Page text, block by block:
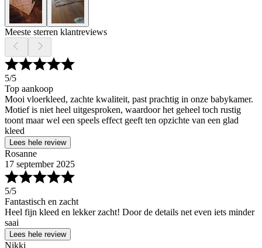
Meeste sterren klantreviews
5/5
Top aankoop
Mooi vloerkleed, zachte kwaliteit, past prachtig in onze babykamer.
Motief is niet heel uitgesproken, waardoor het geheel toch rustig
toont maar wel een speels effect geeft ten opzichte van een glad
kleed
Lees hele review
Rosanne
17 september 2025
5/5
Fantastisch en zacht
Heel fijn kleed en lekker zacht! Door de details net even iets minder
saai
Lees hele review
Nikki